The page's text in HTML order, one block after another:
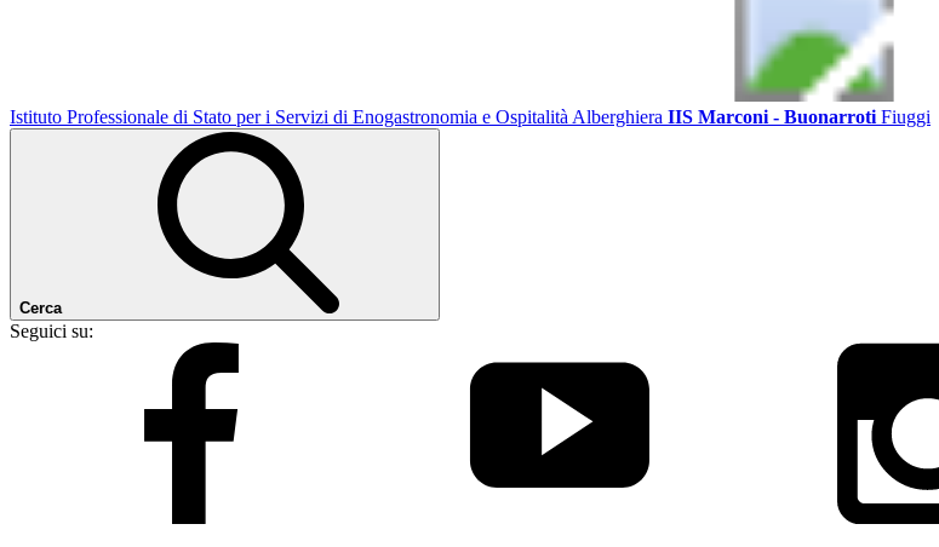
Istituto Professionale di Stato per i Servizi di Enogastronomia e Ospitalità Alberghiera IIS Marconi - Buonarroti Fiuggi
Cerca
Seguici su: